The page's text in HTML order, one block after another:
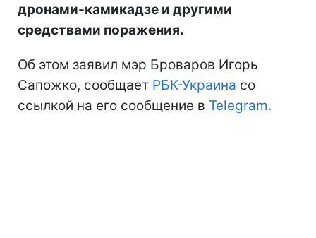
дронами-камикадзе и другими
средствами поражения.
Об этом заявил мэр Броваров Игорь
Сапожко, сообщает РБК-Украина со
ссылкой на его сообщение в Telegram.